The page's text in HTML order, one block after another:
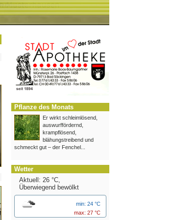
Pflanze des Monats
Er wirkt schleimlösend,
auswurffördernd,
krampflösend,
blähungstreibend und
schmeckt gut – der Fenchel...
Wetter
Aktuell: 26 °C,
Überwiegend bewölkt
min: 24 °C
max: 27 °C